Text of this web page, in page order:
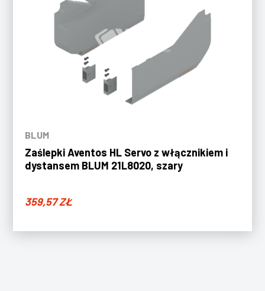
BLUM
Zaślepki Aventos HL Servo z włącznikiem i
dystansem BLUM 21L8020, szary
359,57ZŁ